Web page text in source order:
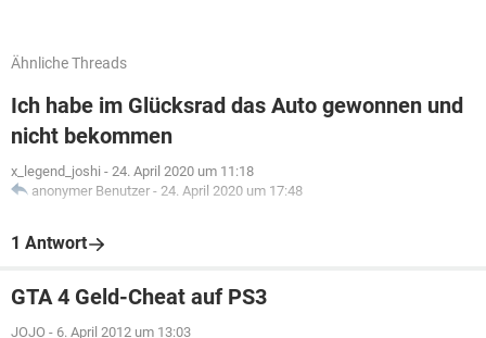
Ähnliche Threads
Ich habe im Glücksrad das Auto gewonnen und
nicht bekommen
x_legend_joshi - 24. April 2020 um 11:18
anonymer Benutzer - 24. April 2020 um 17:48
1 Antwort
GTA 4 Geld-Cheat auf PS3
JOJO - 6. April 2012 um 13:03